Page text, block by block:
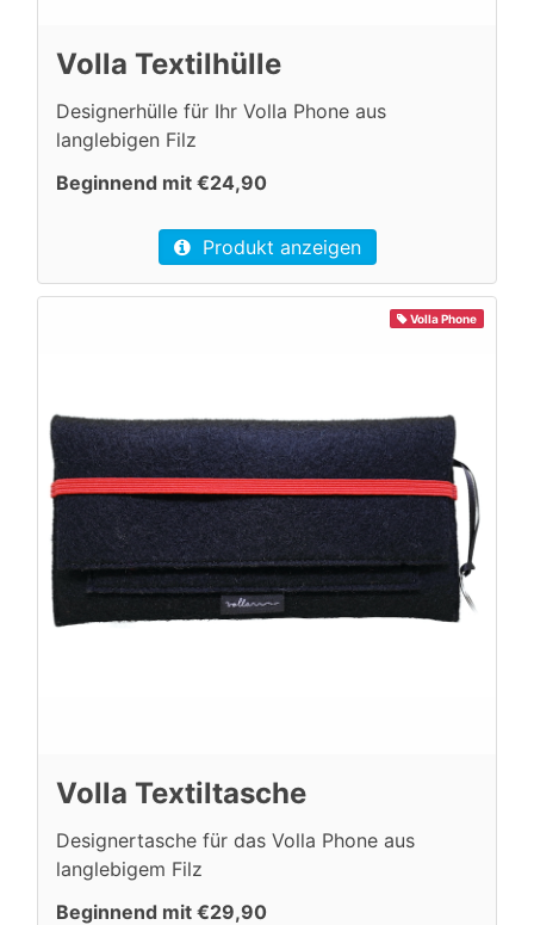
Volla Textilhülle
Designerhülle für Ihr Volla Phone aus
langlebigen Filz
Beginnend mit €24,90
Produkt anzeigen
Volla Phone
Volla Textiltasche
Designertasche für das Volla Phone aus
langlebigem Filz
Beginnend mit €29,90